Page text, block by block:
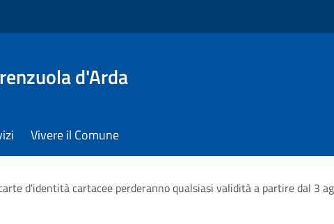
d'Arda
Vivere il Comune
d'identità cartacee perderanno qualsiasi validità a partire dal 3